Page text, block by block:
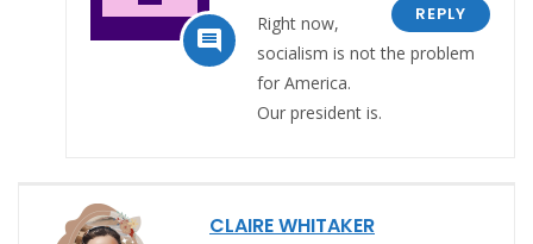

REPLY
Right now,
socialism is not the problem
for America.
Our president is.
CLAIRE WHITAKER